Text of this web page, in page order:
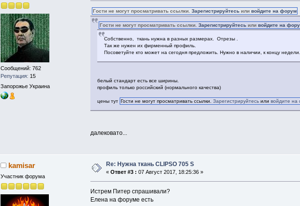
Сообщений: 762
Репутация: 15
Запорожье Украина
Гости не могут просматривать ссылки. Зарегистрируйтесьили войдите на форум
Гости не могут просматривать ссылки. Зарегистрируйтесьили войдите на
Собственно, ткань нужна в разных размерах. Отрезы .
Так же нужен их фирменный профиль.
Посоветуйте кто может на сегодня предложить. Нужно в наличии, к концу недели.
белый стандарт есть все ширины.
профиль только российский (нормального качества)
цены тут Гости не могут просматривать ссылки. Зарегистрируйтесьили войдите на
далековато...
kamisar
Участник форума
Re: Нужна ткань CLIPSO 705 S
« Ответ #3 : 07 Август 2017, 18:25:36 »
Истрем Питер спрашивали?
Елена на форуме есть